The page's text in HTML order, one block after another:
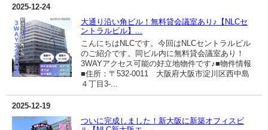
2025-12-24
大通り沿い角ビル！無料貸会議室あり♪【NLCセ
ントラルビル】...
こんにちはNLCです。今回はNLCセントラルビル
のご紹介です。同ビル内に無料貸会議室あり！
3WAYアクセス可能の好立地物件です♪■物件情報
■住所：〒532-0011 大阪府大阪市淀川区西中島
４丁目3-...
2025-12-19
ついに完成しました！新大阪に新築オフィスビ